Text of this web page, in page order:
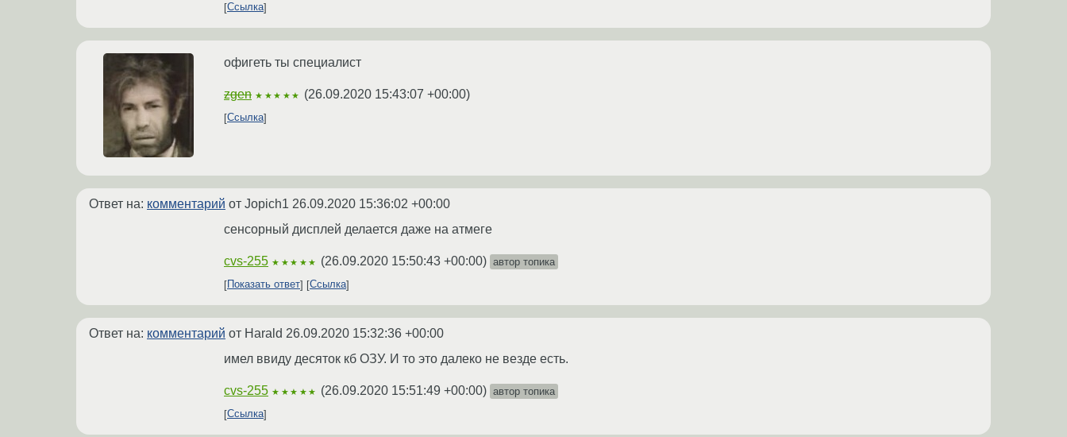
Ссылка
офигеть ты специалист
zgen ★★★★★ (26.09.2020 15:43:07 +00:00)
Ссылка
Ответ на: комментарий от Jopich1 26.09.2020 15:36:02 +00:00
сенсорный дисплей делается даже на атмеге
cvs-255 ★★★★★ (26.09.2020 15:50:43 +00:00) автор топика
Показать ответ
Ссылка
Ответ на: комментарий от Harald 26.09.2020 15:32:36 +00:00
имел ввиду десяток кб ОЗУ. И то это далеко не везде есть.
cvs-255 ★★★★★ (26.09.2020 15:51:49 +00:00) автор топика
Ссылка